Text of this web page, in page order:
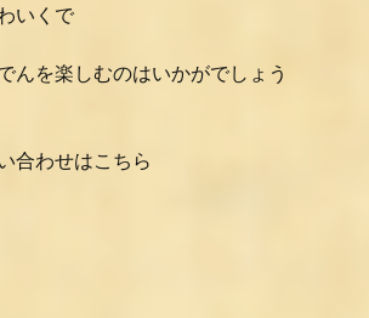
いくで
んを楽しむのはいかがでしょう
合わせはこちら